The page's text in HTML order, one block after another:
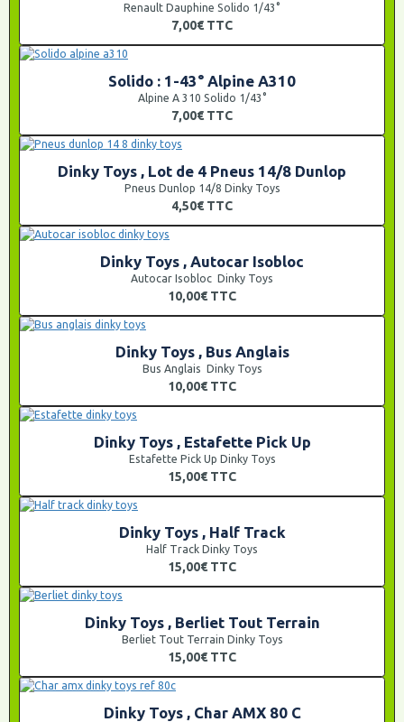
Renault Dauphine Solido 1/43°
7,00€ TTC
Solido : 1-43° Alpine A310
Alpine A 310 Solido 1/43°
7,00€ TTC
Dinky Toys , Lot de 4 Pneus 14/8 Dunlop
Pneus Dunlop 14/8 Dinky Toys
4,50€ TTC
Dinky Toys , Autocar Isobloc
Autocar Isobloc Dinky Toys
10,00€ TTC
Dinky Toys , Bus Anglais
Bus Anglais Dinky Toys
10,00€ TTC
Dinky Toys , Estafette Pick Up
Estafette Pick Up Dinky Toys
15,00€ TTC
Dinky Toys , Half Track
Half Track Dinky Toys
15,00€ TTC
Dinky Toys , Berliet Tout Terrain
Berliet Tout Terrain Dinky Toys
15,00€ TTC
Dinky Toys , Char AMX 80 C